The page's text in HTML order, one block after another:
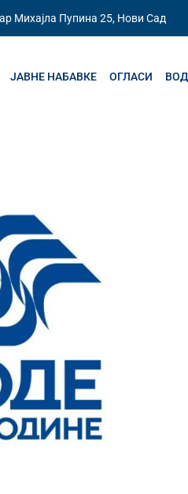
Михајла Пупина 25, Нови Сад
ЈАВНЕ НАБАВКЕ ОГЛАСИ